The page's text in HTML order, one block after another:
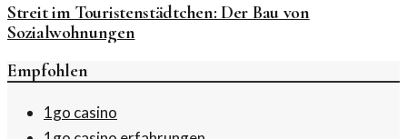
Streit im Touristenstädtchen: Der Bau von
Sozialwohnungen
Empfohlen
1go casino